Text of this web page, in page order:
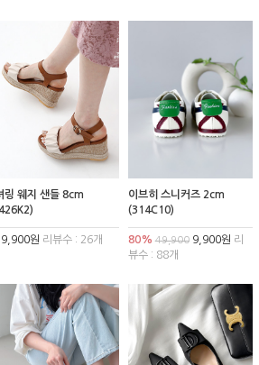
링 웨지 샌들 8cm
원 리뷰수 : 26개
이브히 스니커즈 2cm
(314C10)
80% 49,9009,900원 리
뷰수 : 88개